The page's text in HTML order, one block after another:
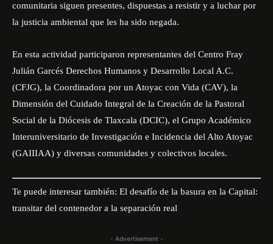
comunitaria siguen presentes, dispuestas a resistir y a luchar por
la justicia ambiental que les ha sido negada.
En esta actividad participaron representantes del Centro Fray
Julián Garcés Derechos Humanos y Desarrollo Local A.C.
(CFJG), la Coordinadora por un Atoyac con Vida (CAV), la
Dimensión del Cuidado Integral de la Creación de la Pastoral
Social de la Diócesis de Tlaxcala (DCIC), el Grupo Académico
Interuniversitario de Investigación e Incidencia del Alto Atoyac
(GAIIIAA) y diversas comunidades y colectivos locales.
Te puede interesar también: El desafío de la basura en la Capital:
transitar del contenedor a la separación real
- Advertisement -